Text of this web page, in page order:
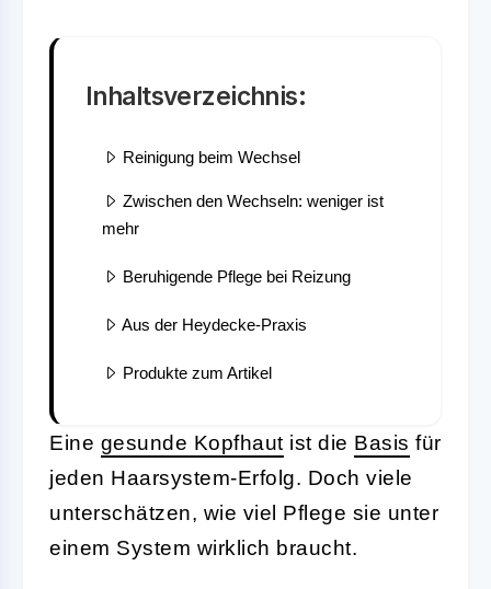
Inhaltsverzeichnis:
Reinigung beim Wechsel
Zwischen den Wechseln: weniger ist
mehr
Beruhigende Pflege bei Reizung
Aus der Heydecke-Praxis
Produkte zum Artikel
Eine gesunde Kopfhaut ist die Basis für
jeden Haarsystem-Erfolg. Doch viele
unterschätzen, wie viel Pflege sie unter
einem System wirklich braucht.